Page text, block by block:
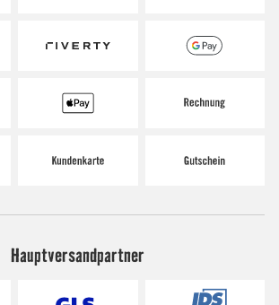
Hauptversandpartner